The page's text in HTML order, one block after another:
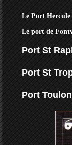
Le Port Hercule
Le port de
Port St
Port St
Port